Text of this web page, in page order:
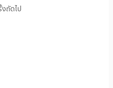
ถัดไป